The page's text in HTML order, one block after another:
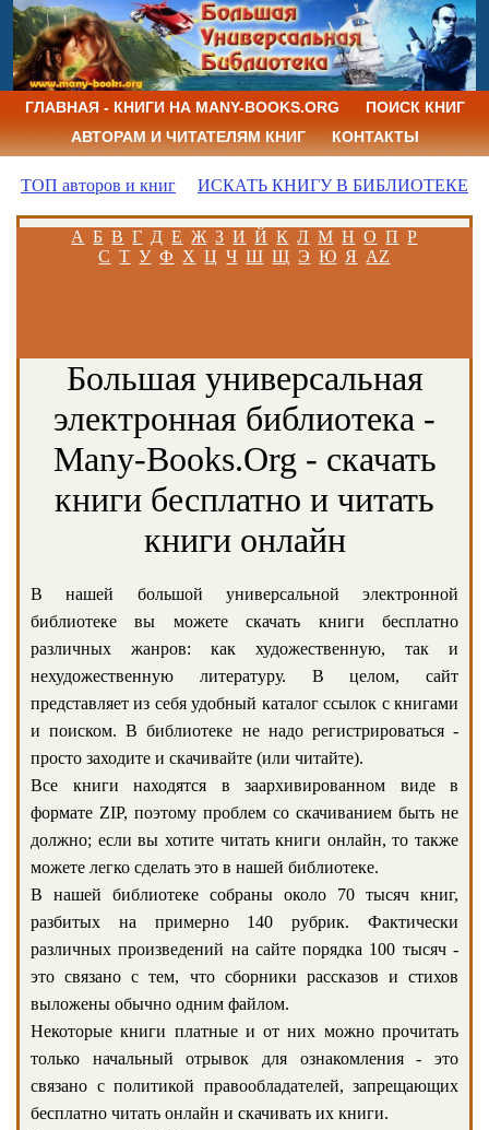
ГЛАВНАЯ - КНИГИ НА MANY-BOOKS.ORG
ПОИСК КНИГ
АВТОРАМ И ЧИТАТЕЛЯМ КНИГ
КОНТАКТЫ
ТОП авторов и книг ИСКАТЬ КНИГУ В БИБЛИОТЕКЕ
А Б В Г Д Е Ж З И Й К Л М Н О П Р
С Т У Ф Х Ц Ч Ш Щ Э Ю Я AZ
Большая универсальная
электронная библиотека -
Many-Books.Org - скачать
книги бесплатно и читать
книги онлайн
В нашей большой универсальной электронной
библиотеке вы можете скачать книги бесплатно
различных жанров: как художественную, так и
нехудожественную литературу. В целом, сайт
представляет из себя удобный каталог ссылок с книгами
и поиском. В библиотеке не надо регистрироваться -
просто заходите и скачивайте (или читайте).
Все книги находятся в заархивированном виде в
формате ZIP, поэтому проблем со скачиванием быть не
должно; если вы хотите читать книги онлайн, то также
можете легко сделать это в нашей библиотеке.
В нашей библиотеке собраны около 70 тысяч книг,
разбитых на примерно 140 рубрик. Фактически
различных произведений на сайте порядка 100 тысяч -
это связано с тем, что сборники рассказов и стихов
выложены обычно одним файлом.
Некоторые книги платные и от них можно прочитать
только начальный отрывок для ознакомления - это
связано с политикой правообладателей, запрещающих
бесплатно читать онлайн и скачивать их книги.